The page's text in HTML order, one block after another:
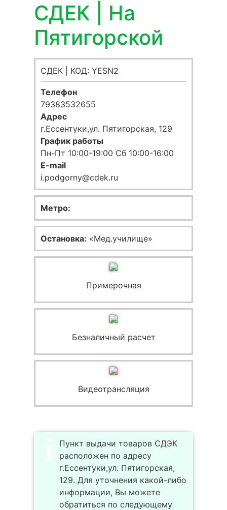
СДЕК | На
Пятигорской
СДЕК | КОД: YESN2
Телефон
79383532655
Адрес
г.Ессентуки,ул. Пятигорская, 129
График работы
Пн-Пт 10:00-19:00 Сб 10:00-16:00
E-mail
i.podgorny@cdek.ru
Метро:
Остановка: «Мед.училище»
Примерочная
Безналичный расчет
Видеотрансляция
Пункт выдачи товаров СДЭК
расположен по адресу
г.Ессентуки,ул. Пятигорская,
129. Для уточнения какой-либо
информации, Вы можете
обратиться по следующему